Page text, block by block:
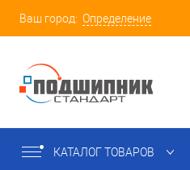
Ваш город: Определение
КАТАЛОГ ТОВАРОВ